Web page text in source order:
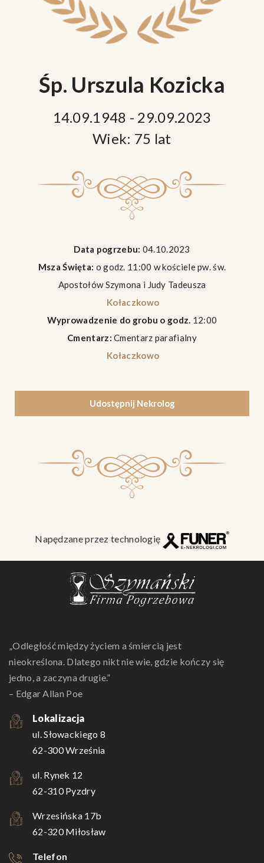
Śp. Urszula Kozicka
14.09.1948 - 29.09.2023
Wiek: 75 lat
Data pogrzebu: 04.10.2023
Msza Święta: o godz. 11:00 w kościele pw. św.
Apostołów Szymona i Judy Tadeusza
Kołaczkowo
Wyprowadzenie do grobu o godz. 12:00
Cmentarz: Cmentarz parafialny
Kołaczkowo
Udostępnij Nekrolog
Napędzane przez technologię
„Odległość między życiem a śmiercią jest
nieokreślona. Dlatego nikt nie wie, gdzie kończy się
jedno, a zaczyna drugie.”
– Edgar Allan Poe
Lokalizacja
ul. Słowackiego 8
62-300 Września
ul. Rynek 12
62-310 Pyzdry
Wrzesińska 17b
62-320 Miłosław
Telefon